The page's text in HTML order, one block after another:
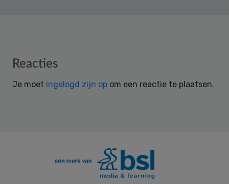
Reader
Reacties
Je moet ingelogd zijn op om een reactie te plaatsen.